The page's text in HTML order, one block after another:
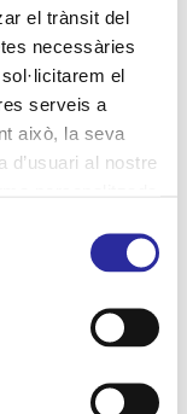
el trànsit del
necessàries
el
serveis a
això, la seva
d’usuari al nostre